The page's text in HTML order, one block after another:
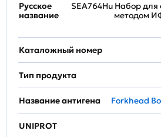
Русское
название
SEA764Hu Набор для
методом
Каталожный номер
Тип продукта
Название антигена Forkhead
UNIPROT